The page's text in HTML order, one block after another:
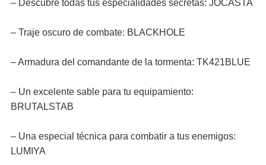
– Descubre todas tus especialidades secretas: JOCASTA
– Traje oscuro de combate: BLACKHOLE
– Armadura del comandante de la tormenta: TK421BLUE
– Un excelente sable para tu equipamiento:
BRUTALSTAB
– Una especial técnica para combatir a tus enemigos:
LUMIYA